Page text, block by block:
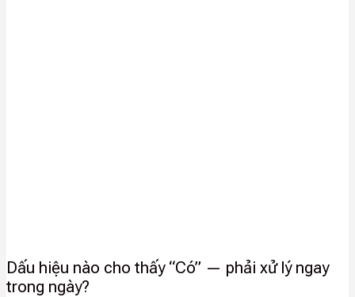
Dấu hiệu nào cho thấy “Có” — phải xử lý ngay
trong ngày?